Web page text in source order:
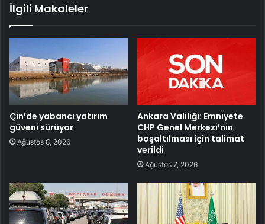
İlgili Makaleler
Çin’de yabancı yatırım
güveni sürüyor
Ağustos 8, 2026
Ankara Valiliği: Emniyete
CHP Genel Merkezi’nin
boşaltılması için talimat
verildi
Ağustos 7, 2026